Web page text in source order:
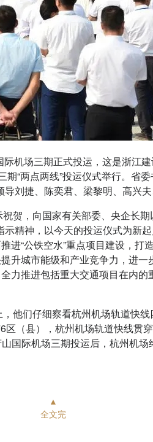
机场三期正式投运，这是浙江
“两点两线”投运仪式举行。省
刘捷、陈奕君、梁黎明、高兴夫
贺，向国家有关部委、央企长
精神，以今天的投运仪式为新
进“公铁空水”重点项目建设，
升城市能级和产业竞争力，进
力推进包括重大交通项目在内
他们仔细察看杭州机场轨道快
（县），杭州机场轨道快线贯
国际机场三期投运后，杭州机
▲
全文完